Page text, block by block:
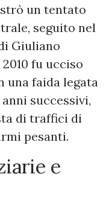
un tentato
seguito nel
Giuliano
fu ucciso
una faida legata
successivi,
di traffici di
pesanti.
e